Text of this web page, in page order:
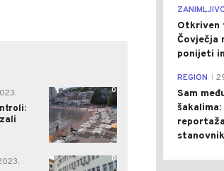
0
0
Otkriven
Čovječja
ponijeti
REGION
Sam